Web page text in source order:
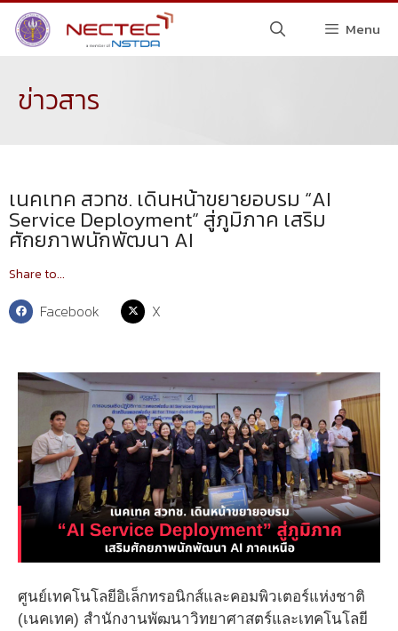
Menu
ข่าวสาร
เนคเทค สวทช. เดินหน้าขยายอบรม “AI
Service Deployment” สู่ภูมิภาค เสริม
ศักยภาพนักพัฒนา AI
Share to...
Facebook X
ศูนย์เทคโนโลยีอิเล็กทรอนิกส์และคอมพิวเตอร์แห่งชาติ
(เนคเทค) สำนักงานพัฒนาวิทยาศาสตร์และเทคโนโลยี